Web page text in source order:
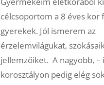
célcsoportom a 8 éves kor
gyerekek. Jól ismerem az
érzelemvilágukat,
jellemzőiket. A nagyobb, –
korosztályon pedig elég